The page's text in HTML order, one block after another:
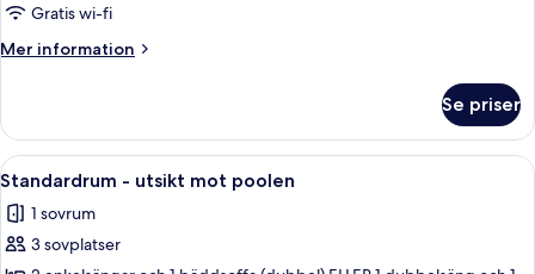
utsikt
mot
bottenvåning
Gratis wi-fi
Mer information
Mer
-
utsikt
mot
bottenvåning
Se priser
Öppna
alla
foton
för
Gratis produkter i minibar,
3
Standardrum - utsikt mot poolen
1 sovrum
3 sovplatser